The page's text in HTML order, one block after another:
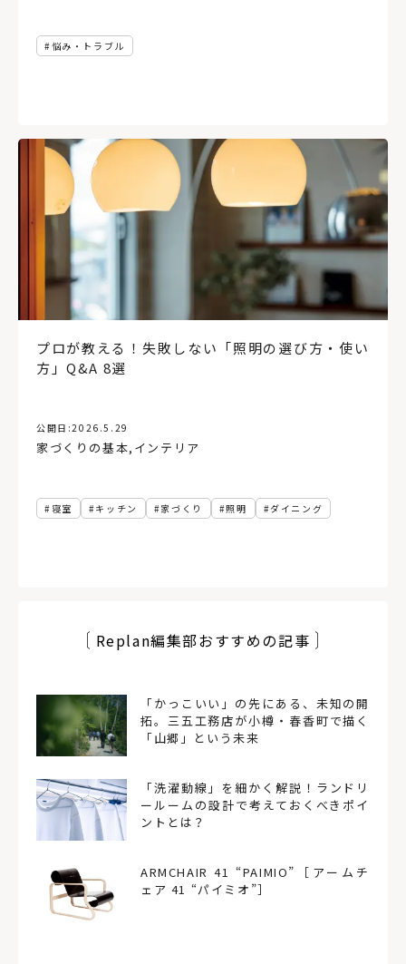
悩み・トラブル
プロが教える！失敗しない「照明の選び方・使い
方」Q&A 8選
公開日:2026.5.29
家づくりの基本, インテリア
寝室 キッチン 家づくり 照明 ダイニング
Replan編集部おすすめの記事
「かっこいい」の先にある、未知の開
拓。三五工務店が小樽・春香町で描く
「山郷」という未来
「洗濯動線」を細かく解説！ランドリ
ールームの設計で考えておくべきポイ
ントとは？
ARMCHAIR 41 “PAIMIO”［アームチ
ェア 41 “パイミオ”］